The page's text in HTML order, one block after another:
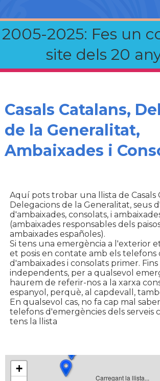
2005-2025: Fes un
site dels 20
Casals Catalans,
de la Generalitat,
Ambaixades i
Aquí pots trobar una llista de Casals
Delegacions de la Generalitat, seus
d'ambaixades, consolats, i
(ambaixades responsables dels
ambaixades españoles).
Si tens una emergència a l'exterior
et posis en contate amb els telefons
d'ambaixades i consolats primer.
independents, per a qualsevol
haurem de referir-nos a la xarxa
espanyol, perquè, al capdevall,
En qualsevol cas, no fa cap mal
telefons d'emergències dels serveis
tens la llista
Carregant la llista...
+